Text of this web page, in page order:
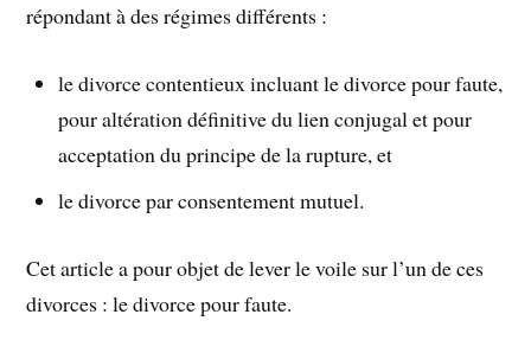
répondant à des régimes différents :
le divorce contentieux incluant le divorce pour faute,
pour altération définitive du lien conjugal et pour
acceptation du principe de la rupture, et
le divorce par consentement mutuel.
Cet article a pour objet de lever le voile sur l’un de ces
divorces : le divorce pour faute.